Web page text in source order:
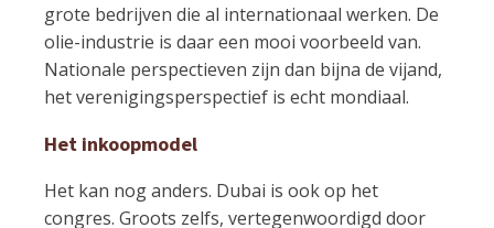
grote bedrijven die al internationaal werken. De
olie-industrie is daar een mooi voorbeeld van.
Nationale perspectieven zijn dan bijna de vijand,
het verenigingsperspectief is echt mondiaal.
Het inkoopmodel
Het kan nog anders. Dubai is ook op het
congres. Groots zelfs, vertegenwoordigd door